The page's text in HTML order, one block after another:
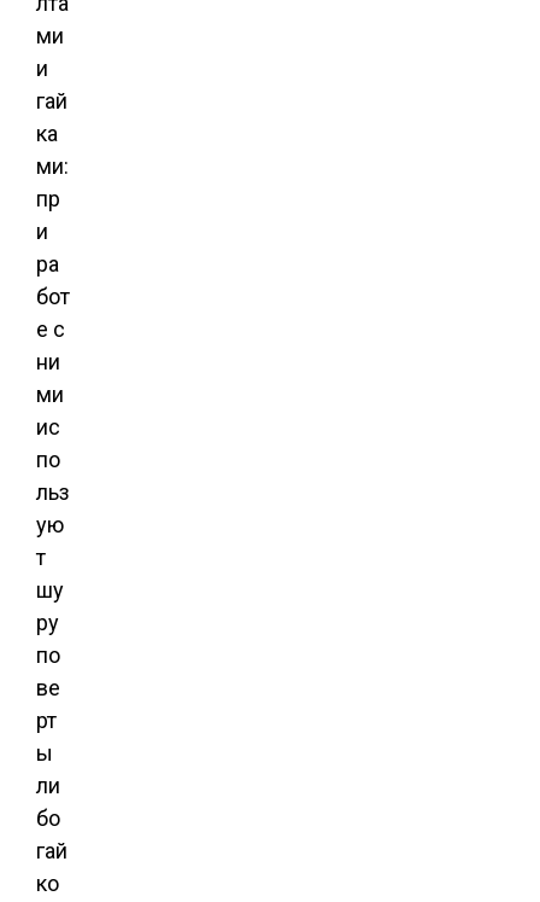
ми
и
гай
ка
ми:
пр
и
ра
бот
е с
ни
ми
ис
по
льз
ую
т
шу
ру
по
ве
рт
ы
ли
бо
гай
ко